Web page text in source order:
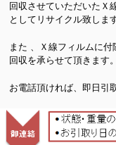
回収させていただいたＸ
としてリサイクル致します
また 、Ｘ線フィルムに
回収を承らせて頂きます。
お電話頂ければ、即日引